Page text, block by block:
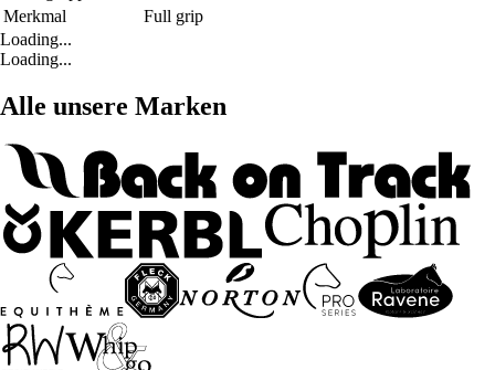
Merkmal
Full grip
Loading...
Loading...
Alle unsere Marken